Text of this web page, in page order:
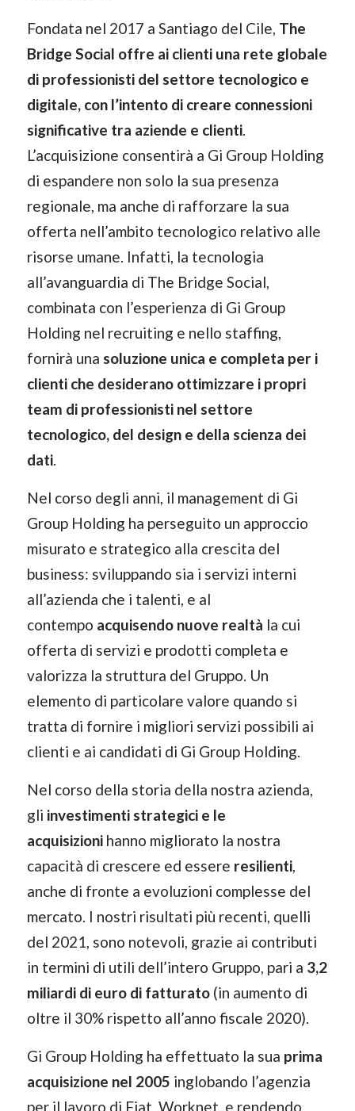
Fondata nel 2017 a Santiago del Cile, The
Bridge Social offre ai clienti una rete globale
di professionisti del settore tecnologico e
digitale, con l’intento di creare connessioni
significative tra aziende e clienti.
L’acquisizione consentirà a Gi Group Holding
di espandere non solo la sua presenza
regionale, ma anche di rafforzare la sua
offerta nell’ambito tecnologico relativo alle
risorse umane. Infatti, la tecnologia
all’avanguardia di The Bridge Social,
combinata con l’esperienza di Gi Group
Holding nel recruiting e nello staffing,
fornirà una soluzione unica e completa per i
clienti che desiderano ottimizzare i propri
team di professionisti nel settore
tecnologico, del design e della scienza dei
dati.
Nel corso degli anni, il management di Gi
Group Holding ha perseguito un approccio
misurato e strategico alla crescita del
business: sviluppando sia i servizi interni
all’azienda che i talenti, e al
contempo acquisendo nuove realtà la cui
offerta di servizi e prodotti completa e
valorizza la struttura del Gruppo. Un
elemento di particolare valore quando si
tratta di fornire i migliori servizi possibili ai
clienti e ai candidati di Gi Group Holding.
Nel corso della storia della nostra azienda,
gli investimenti strategici e le
acquisizionihanno migliorato la nostra
capacità di crescere ed essere resilienti,
anche di fronte a evoluzioni complesse del
mercato. I nostri risultati più recenti, quelli
del 2021, sono notevoli, grazie ai contributi
in termini di utili dell’intero Gruppo, pari a 3,2
miliardi di euro di fatturato(in aumento di
oltre il 30% rispetto all’anno fiscale 2020).
Gi Group Holding ha effettuato la sua prima
acquisizione nel 2005 inglobando l’agenzia
per il lavoro di Fiat, Worknet, e rendendo